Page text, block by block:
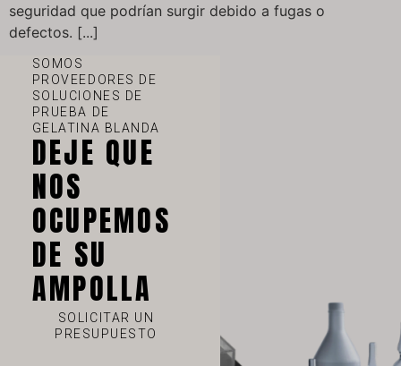
seguridad que podrían surgir debido a fugas o
defectos. [...]
SOMOS
PROVEEDORES DE
SOLUCIONES DE
PRUEBA DE
GELATINA BLANDA
DEJE QUE
NOS
OCUPEMOS
DE SU
AMPOLLA
SOLICITAR UN
PRESUPUESTO
SV